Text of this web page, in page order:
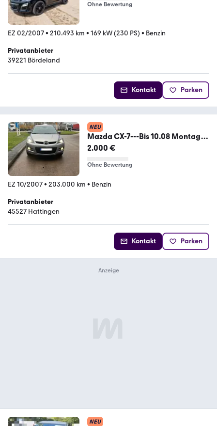
Ohne Bewertung
EZ 02/2007• 210.493 km • 169 kW (230 PS) • Benzin
Privatanbieter
39221 Bördeland
Kontakt Parken
NEU
Mazda CX-7---Bis 10.08 Montag
2000 !!!!
2.000 €
Ohne Bewertung
EZ 10/2007• 203.000 km • Benzin
Privatanbieter
45527 Hattingen
Kontakt Parken
NEU